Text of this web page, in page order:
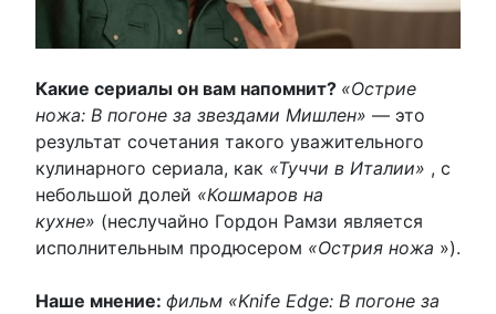
Какие сериалы он вам напомнит? «Острие
ножа: В погоне за звездами Мишлен» — это
результат сочетания такого уважительного
кулинарного сериала, как «Туччи в Италии» , с
небольшой долей «Кошмаров на
кухне» (неслучайно Гордон Рамзи является
исполнительным продюсером «Острия ножа »).
Наше мнение: фильм «Knife Edge: В погоне за